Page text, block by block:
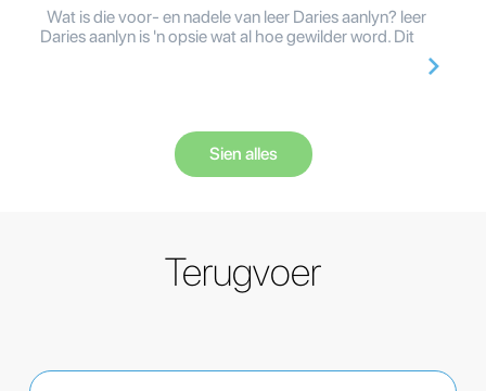
Wat is die voor- en nadele van leer Daries aanlyn? leer
Daries aanlyn is 'n opsie wat al hoe gewilder word. Dit
Sien alles
Terugvoer